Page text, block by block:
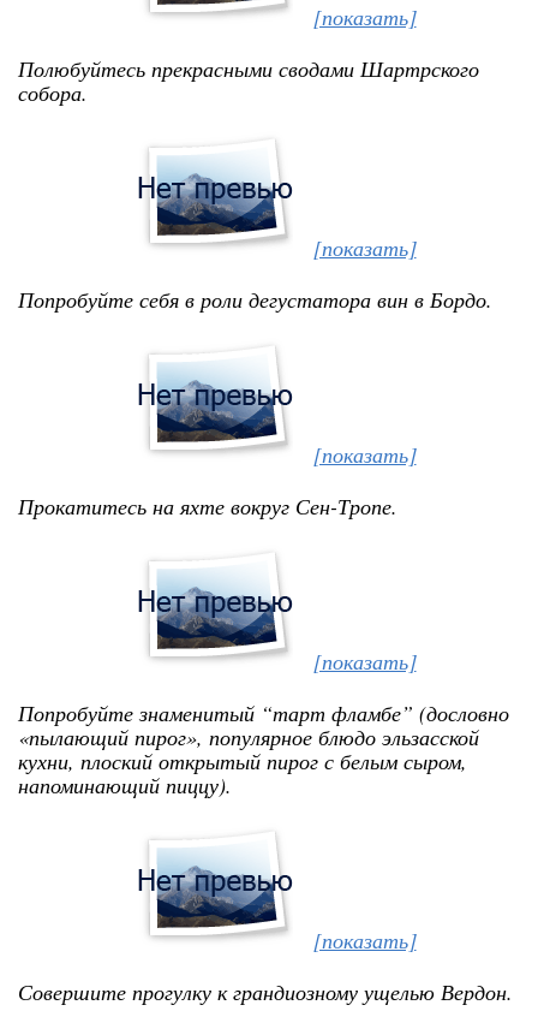
[показать]
Полюбуйтесь прекрасными сводами Шартрского
собора.
[показать]
Попробуйте себя в роли дегустатора вин в Бордо.
[показать]
Прокатитесь на яхте вокруг Сен-Тропе.
[показать]
Попробуйте знаменитый “тарт фламбе” (дословно
«пылающий пирог», популярное блюдо эльзасской
кухни, плоский открытый пирог с белым сыром,
напоминающий пиццу).
[показать]
Совершите прогулку к грандиозному ущелью Вердон.